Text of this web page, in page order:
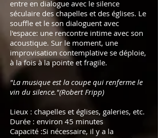
entre en dialogue avec le silence
séculaire des chapelles et des églises. Le
souffle et le son dialoguent avec
l'espace: une rencontre intime avec son
acoustique. Sur le moment, une
improvisation contemplative se déploie,
à la fois à la pointe et fragile.
"La musique est la coupe qui renferme le
vin du silence."(Robert Fripp)
Lieux : chapelles et églises, galeries, etc.
Durée : environ 45 minutes
Capacité :Si nécessaire, il y a la